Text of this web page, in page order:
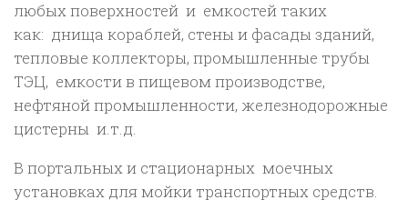
любых поверхностей и емкостей таких
как: днища кораблей, стены и фасады зданий,
тепловые коллекторы, промышленные трубы
ТЭЦ, емкости в пищевом производстве,
нефтяной промышленности, железнодорожные
цистерны и.т.д.
В портальных и стационарных моечных
установках для мойки транспортных средств.